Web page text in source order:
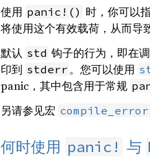
使用 panic!() 时，你可以
将使用这个有效载荷，从而导
默认 std 钩子的行为，即在
印到 stderr 。您可以使用
panic，其中包含用于常规
另请参见宏
何时使用 panic! 与